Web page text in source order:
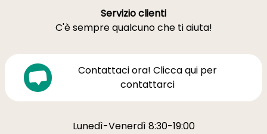
Servizio clienti
C'è sempre qualcuno che ti aiuta!
Contattaci ora! Clicca qui per
contattarci
Lunedì-Venerdì 8:30-19:00